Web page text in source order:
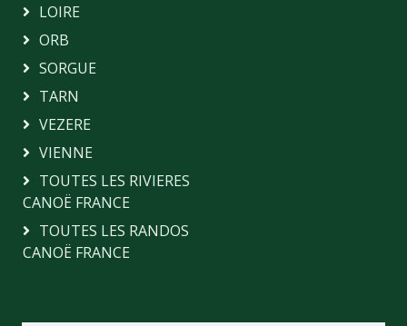
LOIRE
ORB
SORGUE
TARN
VEZERE
VIENNE
TOUTES LES RIVIERES
CANOË FRANCE
TOUTES LES RANDOS
CANOË FRANCE